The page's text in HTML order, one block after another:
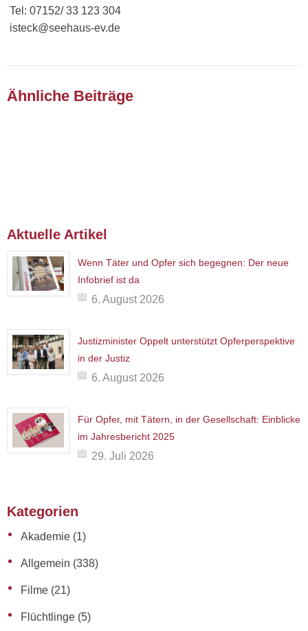
Tel: 07152/ 33 123 304
isteck@seehaus-ev.de
Ähnliche Beiträge
Aktuelle Artikel
Wenn Täter und Opfer sich begegnen: Der neue
Infobrief ist da
6. August 2026
Justizminister Oppelt unterstützt Opferperspektive
in der Justiz
6. August 2026
Für Opfer, mit Tätern, in der Gesellschaft: Einblicke
im Jahresbericht 2025
29. Juli 2026
Kategorien
Akademie (1)
Allgemein (338)
Filme (21)
Flüchtlinge (5)